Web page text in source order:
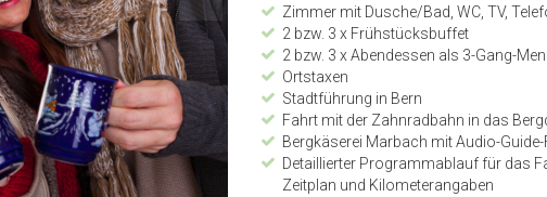
Zimmer mit Dusche/Bad, WC, TV,
2 bzw. 3 x Frühstücksbuffet
2 bzw. 3 x Abendessen als 3-Gang-
Ortstaxen
Stadtführung in Bern
Fahrt mit der Zahnradbahn in das
Bergkäserei Marbach mit Audio-
Detaillierter Programmablauf für das
Zeitplan und Kilometerangaben